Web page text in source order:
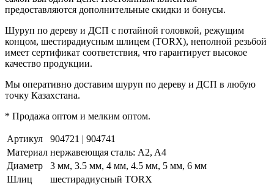
предоставляются дополнительные скидки и бонусы.
Шуруп по дереву и ДСП с потайной головкой, режущим
концом, шестирадиусным шлицем (TORX), неполной резьбой
имеет сертификат соответствия, что гарантирует высокое
качество продукции.
Мы оперативно доставим шуруп по дереву и ДСП в любую
точку Казахстана.
* Продажа оптом и мелким оптом.
Артикул
904721 | 904741
Материал нержавеющая сталь: A2, A4
Диаметр
3 мм, 3.5 мм, 4 мм, 4.5 мм, 5 мм, 6 мм
Шлиц
шестирадиусный TORX